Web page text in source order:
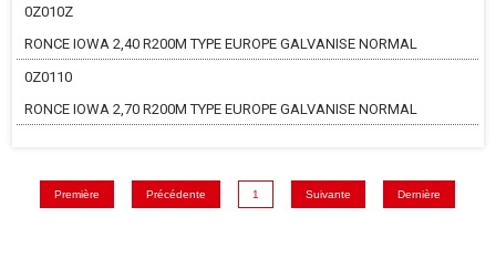
0Z010Z
RONCE IOWA 2,40 R200M TYPE EUROPE GALVANISE NORMAL
0Z0110
RONCE IOWA 2,70 R200M TYPE EUROPE GALVANISE NORMAL
Première Précédente 1 Suivante Dernière